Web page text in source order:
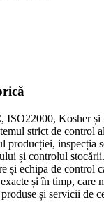
ISO22000, Kosher și
strict de control
producției, inspecția
și controlul
și echipa de control
și în timp, care
și servicii de